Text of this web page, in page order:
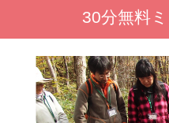
30分無料